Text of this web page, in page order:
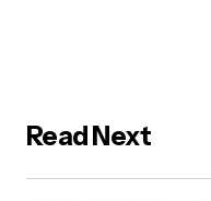
Read Next